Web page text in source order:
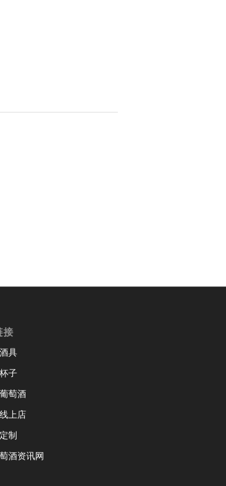
接
具
子
萄酒
上店
制
酒资讯网